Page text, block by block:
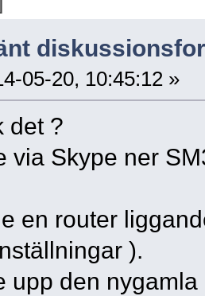
05-20, 10:45:12 »
det ?
via Skype ner
en router
).
upp den